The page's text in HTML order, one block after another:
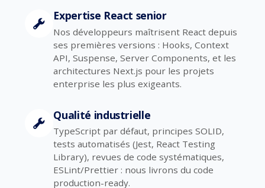
Expertise React senior
Nos développeurs maîtrisent React depuis
ses premières versions : Hooks, Context
API, Suspense, Server Components, et les
architectures Next.js pour les projets
enterprise les plus exigeants.
Qualité industrielle
TypeScript par défaut, principes SOLID,
tests automatisés (Jest, React Testing
Library), revues de code systématiques,
ESLint/Prettier : nous livrons du code
production-ready.